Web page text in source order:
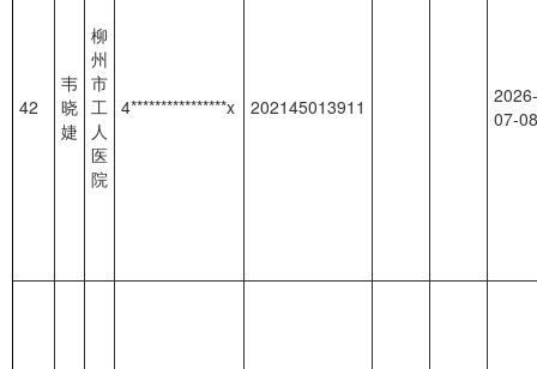
42
韦
晓
婕
柳
州
市
工
人
医
院
4****************x 202145013911
2026-
07-08